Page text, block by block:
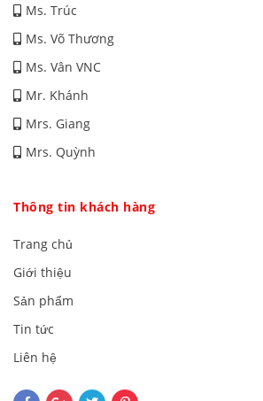
Ms. Trúc
Ms. Võ Thương
Ms. Vân VNC
Mr. Khánh
Mrs. Giang
Mrs. Quỳnh
Thông tin khách hàng
Trang chủ
Giới thiệu
Sản phẩm
Tin tức
Liên hệ